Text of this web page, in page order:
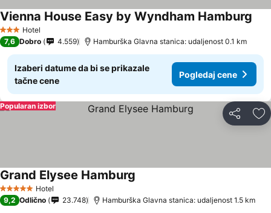
3 Zvezdice
Hotel
Vienna House Easy by Wyndham Hamburg
7,6 Dobro 4.559 Hamburška Glavna stanica: udaljenost 0.1 km
Izaberi datume da bi se prikazale
tačne cene
Pogledaj cene
Deli
Popularan izbor
5 ZvezdiceHotel
Grand Elysee Hamburg
9,2 Odlično 23.748 Hamburška Glavna stanica: udaljenost 1.5 km